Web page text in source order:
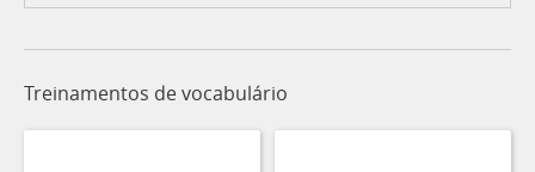
Treinamentos de vocabulário